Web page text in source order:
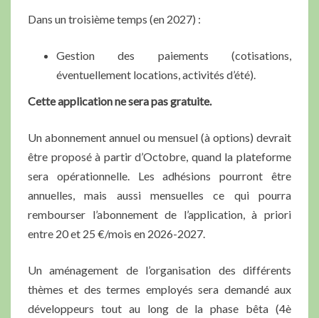
Dans un troisième temps (en 2027) :
Gestion des paiements (cotisations,
éventuellement locations, activités d’été).
Cette application ne sera pas gratuite.
Un abonnement annuel ou mensuel (à options) devrait
être proposé à partir d’Octobre, quand la plateforme
sera opérationnelle. Les adhésions pourront être
annuelles, mais aussi mensuelles ce qui pourra
rembourser l’abonnement de l’application, à priori
entre 20 et 25 €/mois en 2026-2027.
Un aménagement de l’organisation des différents
thèmes et des termes employés sera demandé aux
développeurs tout au long de la phase bêta (4è